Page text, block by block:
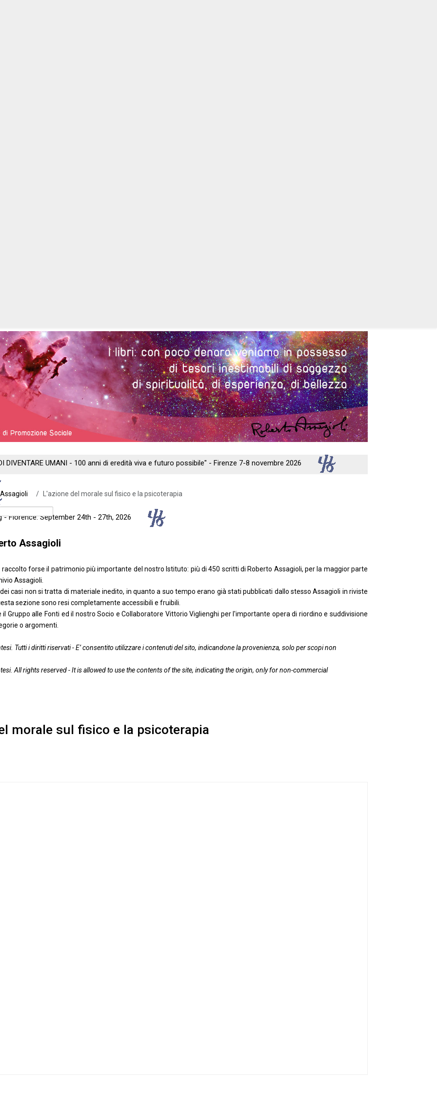
DIVENTARE UMANI - 100 anni di eredità viva e futuro possibile" - Firenze 7-8 novembre 2026
Florence: September 24th - 27th, 2026
L'azione del morale sul fisico e la psicoterapia
Assagioli
raccolto forse il patrimonio più importante del nostro Istituto: più di 450 scritti di Roberto Assagioli, per la maggior parte
Assagioli.
casi non si tratta di materiale inedito, in quanto a suo tempo erano già stati pubblicati dallo stesso Assagioli in riviste
sezione sono resi completamente accessibili e fruibili.
il Gruppo alle Fonti ed il nostro Socio e Collaboratore Vittorio Viglienghi per l'importante opera di riordino e suddivisione
o argomenti.
Tutti i diritti riservati - E’ consentito utilizzare i contenuti del sito, indicandone la provenienza, solo per scopi non
All rights reserved - It is allowed to use the contents of the site, indicating the origin, only for non-commercial
morale sul fisico e la psicoterapia